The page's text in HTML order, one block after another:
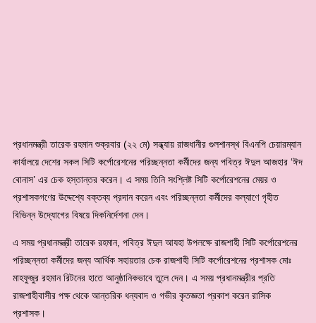
প্রধানমন্ত্রী তারেক রহমান শুক্রবার (২২ মে) সন্ধ্যায় রাজধানীর গুলশানস্থ বিএনপি চেয়ারম্যান
কার্যালয়ে দেশের সকল সিটি কর্পোরেশনের পরিচ্ছন্নতা কর্মীদের জন্য পবিত্র ঈদুল আজহার ‘ঈদ
বোনাস’ এর চেক হস্তান্তর করেন। এ সময় তিনি সংশ্লিষ্ট সিটি কর্পোরেশনের মেয়র ও
প্রশাসকগণের উদ্দেশ্যে বক্তব্য প্রদান করেন এবং পরিচ্ছন্নতা কর্মীদের কল্যাণে গৃহীত
বিভিন্ন উদ্যোগের বিষয়ে দিকনির্দেশনা দেন।
এ সময় প্রধানমন্ত্রী তারেক রহমান, পবিত্র ঈদুল আযহা উপলক্ষে রাজশাহী সিটি কর্পোরেশনের
পরিচ্ছন্নতা কর্মীদের জন্য আর্থিক সহায়তার চেক রাজশাহী সিটি কর্পোরেশনের প্রশাসক মোঃ
মাহফুজুর রহমান রিটনের হাতে আনুষ্ঠানিকভাবে তুলে দেন। এ সময় প্রধানমন্ত্রীর প্রতি
রাজশাহীবাসীর পক্ষ থেকে আন্তরিক ধন্যবাদ ও গভীর কৃতজ্ঞতা প্রকাশ করেন রাসিক
প্রশাসক।